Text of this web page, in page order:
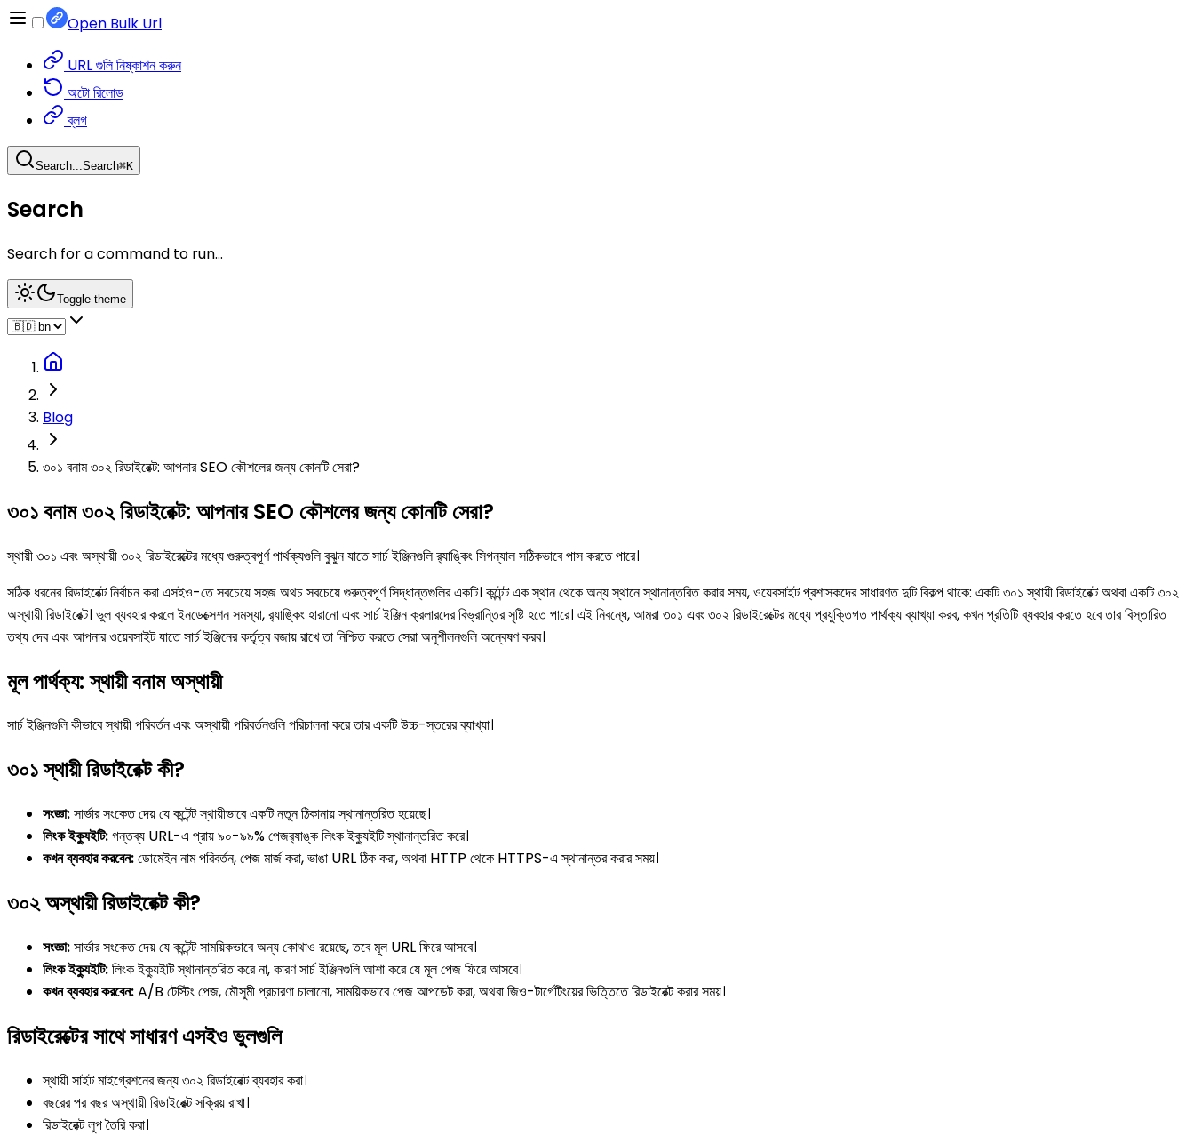
Open Bulk Url
URL গুলি নিষ্কাশন করুন
অটো রিলোড
ব্লগ
Search...Search⌘K
Search
Search for a command to run...
Toggle theme
Blog
৩০১ বনাম ৩০২ রিডাইরেক্ট: আপনার SEO কৌশলের জন্য কোনটি সেরা?
৩০১ বনাম ৩০২ রিডাইরেক্ট: আপনার SEO কৌশলের জন্য কোনটি সেরা?
স্থায়ী ৩০১ এবং অস্থায়ী ৩০২ রিডাইরেক্টের মধ্যে গুরুত্বপূর্ণ পার্থক্যগুলি বুঝুন যাতে সার্চ ইঞ্জিনগুলি র‍্যাঙ্কিং সিগন্যাল সঠিকভাবে পাস করতে পারে।
সঠিক ধরনের রিডাইরেক্ট নির্বাচন করা এসইও-তে সবচেয়ে সহজ অথচ সবচেয়ে গুরুত্বপূর্ণ সিদ্ধান্তগুলির একটি। কন্টেন্ট এক স্থান থেকে অন্য স্থানে স্থানান্তরিত করার সময়, ওয়েবসাইট প্রশাসকদের সাধারণত দুটি বিকল্প থাকে: একটি ৩০১ স্থায়ী রিডাইরেক্ট অথবা একটি ৩০২
অস্থায়ী রিডাইরেক্ট। ভুল ব্যবহার করলে ইনডেক্সেশন সমস্যা, র‍্যাঙ্কিং হারানো এবং সার্চ ইঞ্জিন ক্রলারদের বিভ্রান্তির সৃষ্টি হতে পারে। এই নিবন্ধে, আমরা ৩০১ এবং ৩০২ রিডাইরেক্টের মধ্যে প্রযুক্তিগত পার্থক্য ব্যাখ্যা করব, কখন প্রতিটি ব্যবহার করতে হবে তার বিস্তারিত
তথ্য দেব এবং আপনার ওয়েবসাইট যাতে সার্চ ইঞ্জিনের কর্তৃত্ব বজায় রাখে তা নিশ্চিত করতে সেরা অনুশীলনগুলি অন্বেষণ করব।
মূল পার্থক্য: স্থায়ী বনাম অস্থায়ী
সার্চ ইঞ্জিনগুলি কীভাবে স্থায়ী পরিবর্তন এবং অস্থায়ী পরিবর্তনগুলি পরিচালনা করে তার একটি উচ্চ-স্তরের ব্যাখ্যা।
৩০১ স্থায়ী রিডাইরেক্ট কী?
সংজ্ঞা:সার্ভার সংকেত দেয় যে কন্টেন্ট স্থায়ীভাবে একটি নতুন ঠিকানায় স্থানান্তরিত হয়েছে।
লিংক ইক্যুইটি:গন্তব্য URL-এ প্রায় ৯০-৯৯% পেজর‍্যাঙ্ক লিংক ইক্যুইটি স্থানান্তরিত করে।
কখন ব্যবহার করবেন:ডোমেইন নাম পরিবর্তন, পেজ মার্জ করা, ভাঙা URL ঠিক করা, অথবা HTTP থেকে HTTPS-এ স্থানান্তর করার সময়।
৩০২ অস্থায়ী রিডাইরেক্ট কী?
সংজ্ঞা:সার্ভার সংকেত দেয় যে কন্টেন্ট সাময়িকভাবে অন্য কোথাও রয়েছে, তবে মূল URL ফিরে আসবে।
লিংক ইক্যুইটি:লিংক ইক্যুইটি স্থানান্তরিত করে না, কারণ সার্চ ইঞ্জিনগুলি আশা করে যে মূল পেজ ফিরে আসবে।
কখন ব্যবহার করবেন:A/B টেস্টিং পেজ, মৌসুমী প্রচারণা চালানো, সাময়িকভাবে পেজ আপডেট করা, অথবা জিও-টার্গেটিংয়ের ভিত্তিতে রিডাইরেক্ট করার সময়।
রিডাইরেক্টের সাথে সাধারণ এসইও ভুলগুলি
স্থায়ী সাইট মাইগ্রেশনের জন্য ৩০২ রিডাইরেক্ট ব্যবহার করা।
বছরের পর বছর অস্থায়ী রিডাইরেক্ট সক্রিয় রাখা।
রিডাইরেক্ট লুপ তৈরি করা।